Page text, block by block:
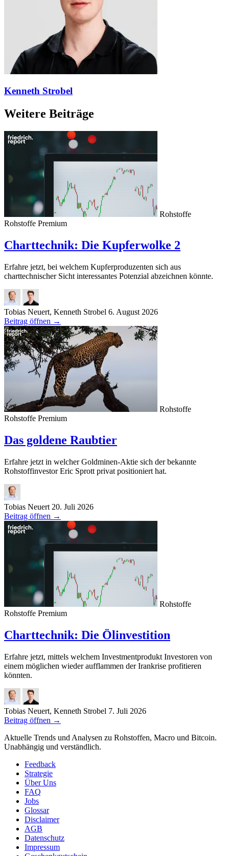
Kenneth Strobel
Weitere Beiträge
Rohstoffe
Rohstoffe Premium
Charttechnik: Die Kupferwolke 2
Erfahre jetzt, bei welchem Kupferproduzenten sich aus
charttechnischer Sicht interessantes Potenzial abzeichnen könnte.
Tobias Neuert, Kenneth Strobel 6. August 2026
Beitrag öffnen →
Rohstoffe
Rohstoffe Premium
Das goldene Raubtier
Erfahre jetzt in welcher Goldminen-Aktie sich der bekannte
Rohstoffinvestor Eric Sprott privat positioniert hat.
Tobias Neuert 20. Juli 2026
Beitrag öffnen →
Rohstoffe
Rohstoffe Premium
Charttechnik: Die Ölinvestition
Erfahre jetzt, mittels welchem Investmentprodukt Investoren von
einem möglichen wieder aufflammen der Irankrise profitieren
könnten.
Tobias Neuert, Kenneth Strobel 7. Juli 2026
Beitrag öffnen →
Aktuelle Trends und Analysen zu Rohstoffen, Macro und Bitcoin.
Unabhängig und verständlich.
Feedback
Strategie
Über Uns
FAQ
Jobs
Glossar
Disclaimer
AGB
Datenschutz
Impressum